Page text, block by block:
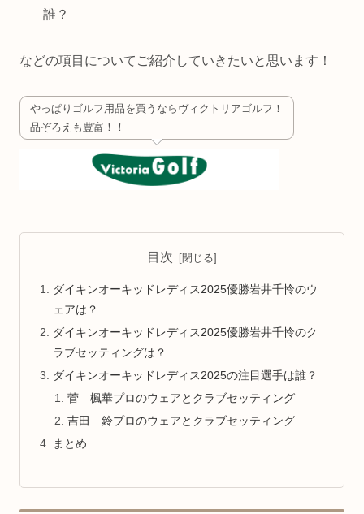
誰？
などの項目についてご紹介していきたいと思います！
やっぱりゴルフ用品を買うならヴィクトリアゴルフ！
品ぞろえも豊富！！
目次
ダイキンオーキッドレディス2025優勝岩井千怜のウ
ェアは？
ダイキンオーキッドレディス2025優勝岩井千怜のク
ラブセッティングは？
ダイキンオーキッドレディス2025の注目選手は誰？
菅 楓華プロのウェアとクラブセッティング
吉田 鈴プロのウェアとクラブセッティング
まとめ